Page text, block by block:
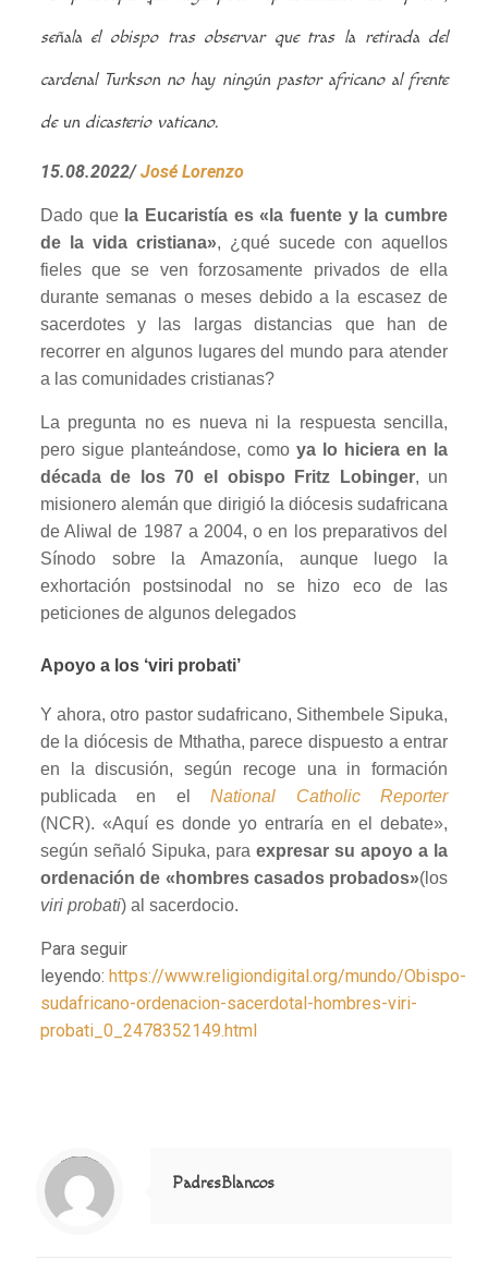
señala el obispo tras observar que tras la retirada del
cardenal Turkson no hay ningún pastor africano al frente
de un dicasterio vaticano.
15.08.2022/ José Lorenzo
Dado que la Eucaristía es «la fuente y la cumbre
de la vida cristiana», ¿qué sucede con aquellos
fieles que se ven forzosamente privados de ella
durante semanas o meses debido a la escasez de
sacerdotes y las largas distancias que han de
recorrer en algunos lugares del mundo para atender
a las comunidades cristianas?
La pregunta no es nueva ni la respuesta sencilla,
pero sigue planteándose, como ya lo hiciera en la
década de los 70 el obispo Fritz Lobinger, un
misionero alemán que dirigió la diócesis sudafricana
de Aliwal de 1987 a 2004, o en los preparativos del
Sínodo sobre la Amazonía, aunque luego la
exhortación postsinodal no se hizo eco de las
peticiones de algunos delegados
Apoyo a los ‘viri probati’
Y ahora, otro pastor sudafricano, Sithembele Sipuka,
de la diócesis de Mthatha, parece dispuesto a entrar
en la discusión, según recoge una in formación
publicada en elNational Catholic Reporter
(NCR). «Aquí es donde yo entraría en el debate»,
según señaló Sipuka, para expresar su apoyo a la
ordenación de «hombres casados probados»(los
viri probati) al sacerdocio.
Para seguir
leyendo: https://www.religiondigital.org/mundo/Obispo-
sudafricano-ordenacion-sacerdotal-hombres-viri-
probati_0_2478352149.html
Notice
: Trying to access array offset on value of type null in
/home/misioner/public_html/padresblancos/themes/betheme/includes/content-single.php
on line
286
PadresBlancos